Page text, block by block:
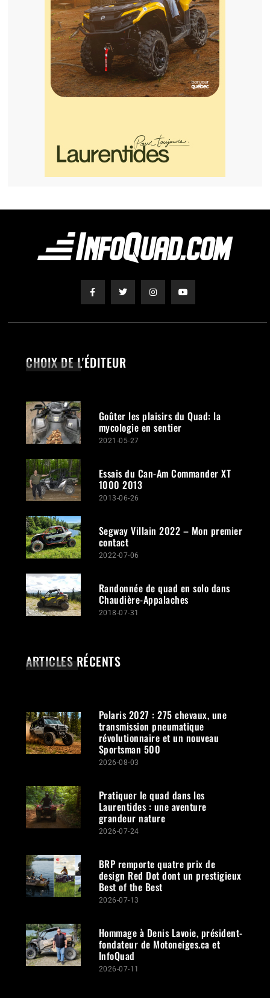
CHOIX DE L'ÉDITEUR
Goûter les plaisirs du Quad: la
mycologie en sentier
2021-05-27
Essais du Can-Am Commander XT
1000 2013
2013-06-26
Segway Villain 2022 – Mon premier
contact
2022-07-06
Randonnée de quad en solo dans
Chaudière-Appalaches
2018-07-31
ARTICLES RÉCENTS
Polaris 2027 : 275 chevaux, une
transmission pneumatique
révolutionnaire et un nouveau
Sportsman 500
2026-08-03
Pratiquer le quad dans les
Laurentides : une aventure
grandeur nature
2026-07-24
BRP remporte quatre prix de
design Red Dot dont un prestigieux
Best of the Best
2026-07-13
Hommage à Denis Lavoie, président-
fondateur de Motoneiges.ca et
InfoQuad
2026-07-11